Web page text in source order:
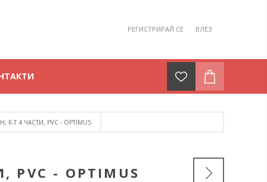
РЕГИСТРИРАЙ СЕ ВЛЕЗ
Т 4 ЧАСТИ, PVC - OPTIMUS
- OPTIMUS